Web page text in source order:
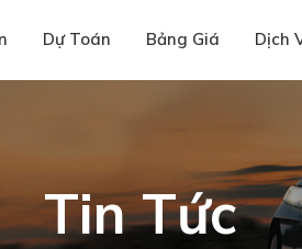
Dự Toán Bảng Giá Dịch
Tin Tức